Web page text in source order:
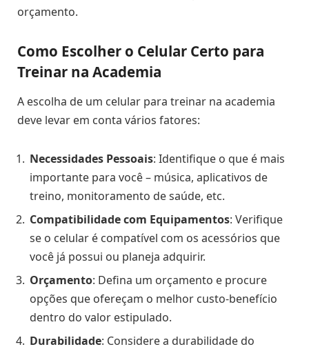
orçamento.
Como Escolher o Celular Certo para
Treinar na Academia
A escolha de um celular para treinar na academia
deve levar em conta vários fatores:
Necessidades Pessoais: Identifique o que é mais
importante para você – música, aplicativos de
treino, monitoramento de saúde, etc.
Compatibilidade com Equipamentos: Verifique
se o celular é compatível com os acessórios que
você já possui ou planeja adquirir.
Orçamento: Defina um orçamento e procure
opções que ofereçam o melhor custo-benefício
dentro do valor estipulado.
Durabilidade: Considere a durabilidade do